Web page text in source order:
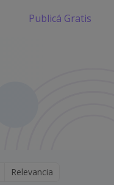
Publicá Gratis
Relevancia